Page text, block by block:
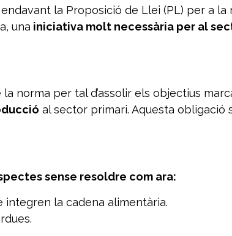
la Proposició de Llei (PL) per a la
una iniciativa molt necessària per al
norma per tal d’assolir els objectius
al sector primari. Aquesta obligació
sense resoldre com ara:
la cadena alimentària.